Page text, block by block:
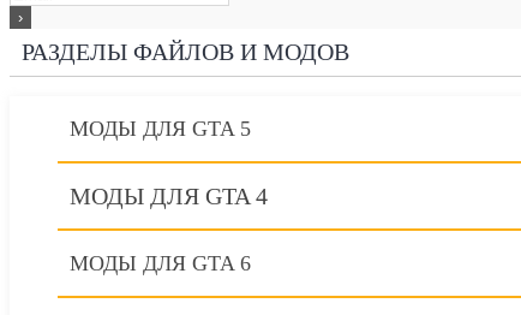
РАЗДЕЛЫ ФАЙЛОВ И МОДОВ
МОДЫ ДЛЯ GTA 5
МОДЫ ДЛЯ GTA 4
МОДЫ ДЛЯ GTA 6